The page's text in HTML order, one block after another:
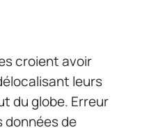
croient avoir
leurs
du globe. Erreur
données de